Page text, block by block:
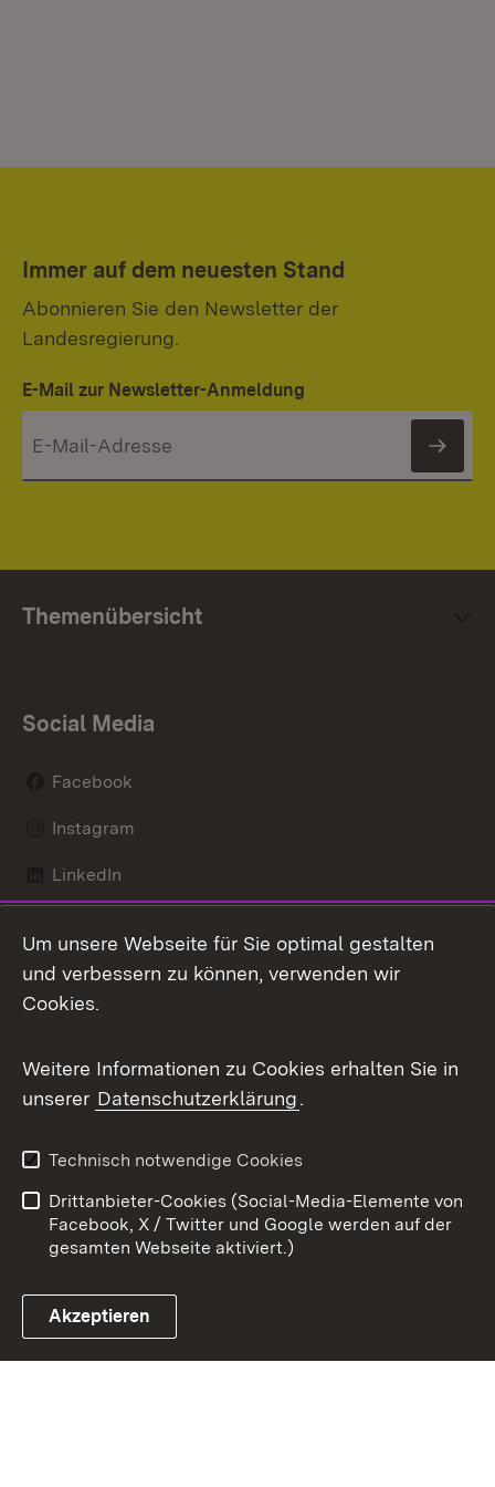
Immer auf dem neuesten Stand
Abonnieren Sie den Newsletter der
Landesregierung.
E-Mail zur Newsletter-Anmeldung
Themenübersicht
Social Media
Facebook
Instagram
LinkedIn
X / Twitter
Youtube
Link zum Landesportal
Kontakt
Datenschutz
Barrierefreiheit
Impressum
Cookies
Um unsere Webseite für Sie optimal gestalten
und verbessern zu können, verwenden wir
Cookies.
Weitere Informationen zu Cookies erhalten Sie in
unserer Datenschutzerklärung.
Technisch notwendige Cookies
Drittanbieter-Cookies (Social-Media-Elemente von
Facebook, X / Twitter und Google werden auf der
gesamten Webseite aktiviert.)
Akzeptieren